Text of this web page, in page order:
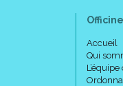
Officine
Accueil
Qui